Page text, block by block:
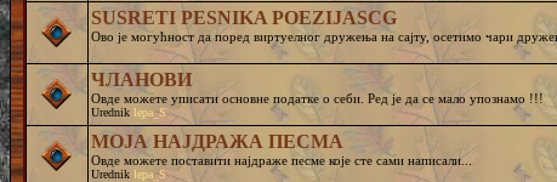
SUSRETI PESNIKA POEZIJASCG
Ово је могућност да поред виртуелног дружења на сајту, осетимо чари
ЧЛАНОВИ
Овде можете уписати основне податке о себи. Ред је да се мало упознамо !!!
Urednik lepa_S
МОЈА НАЈДРАЖА ПЕСМА
Овде можете поставити најдраже песме које сте сами написали...
Urednik lepa_S